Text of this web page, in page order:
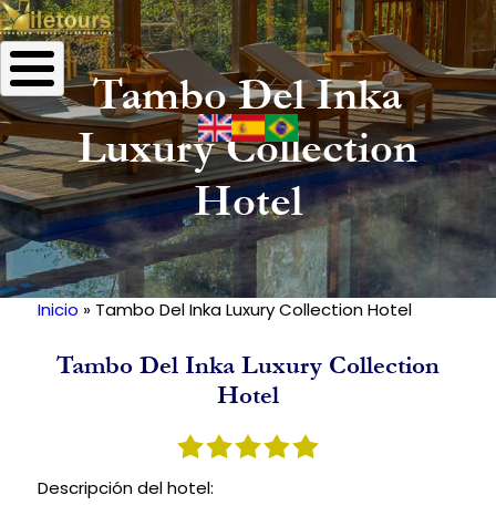
Tambo Del Inka
Luxury Collection
Hotel
de
Inicio Tambo Del Inka Luxury Collection Hotel
Tambo Del Inka Luxury Collection
Hotel
Descripción del hotel: